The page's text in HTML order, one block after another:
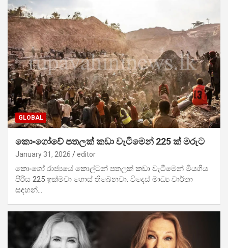
GLOBAL
කොංගෝවේ පතලක් කඩා වැටීමෙන් 225 ක් මරුට
January 31, 2026 editor
කොංගෝ රාජ්‍යයේ කොල්ටන් පතලක් කඩා වැටීමෙන් මියගිය
පිරිස 225 ඉක්මවා ගොස් තිබෙනවා. විදෙස් මාධ්‍ය වාර්තා
සඳහන්…